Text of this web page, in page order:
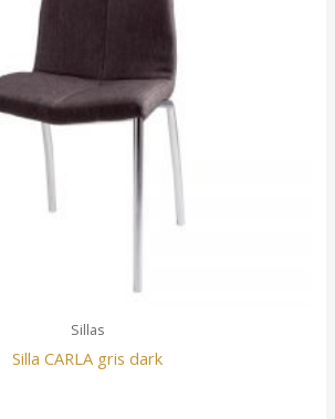
Sillas
Silla CARLA gris dark